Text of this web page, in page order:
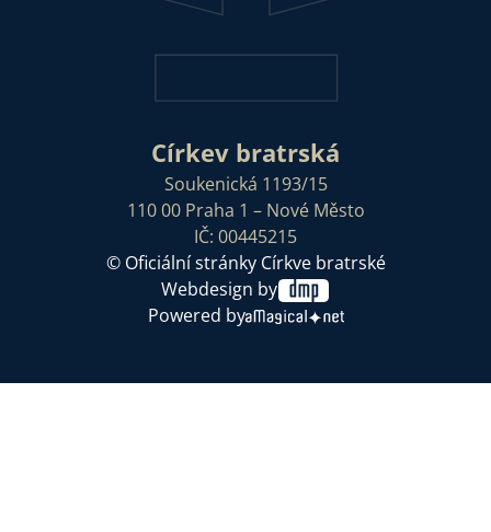
Církev bratrská
Soukenická 1193/15
110 00 Praha 1 – Nové Město
IČ: 00445215
© Oficiální stránky Církve bratrské
Webdesign by
Powered by